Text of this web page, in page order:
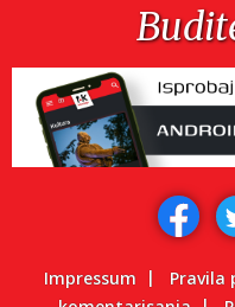
Impressum Pravila